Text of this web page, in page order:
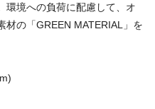
環境への負荷に配慮して、オ
材の「GREEN MATERIAL」を